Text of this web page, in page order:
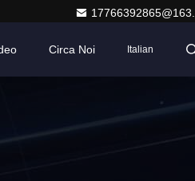
Circa Noi Italian